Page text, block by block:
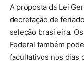
A proposta da Lei
decretação de
seleção brasileira.
Federal também
facultativos nos dias